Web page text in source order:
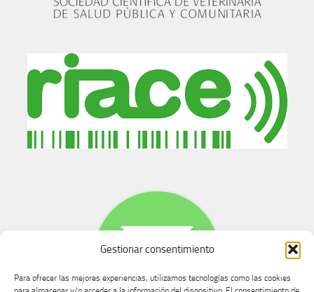
Gestionar consentimiento
Para ofrecer las mejores experiencias, utilizamos tecnologías como las cookies